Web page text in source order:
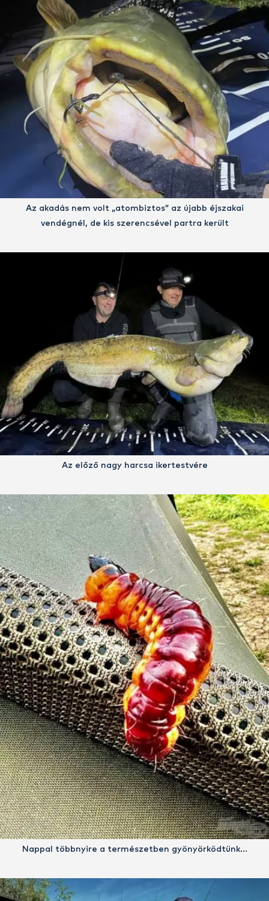
Az akadás nem volt „atombiztos” az újabb éjszakai
vendégnél, de kis szerencsével partra került
Az előző nagy harcsa ikertestvére
Nappal többnyire a természetben gyönyörködtünk…